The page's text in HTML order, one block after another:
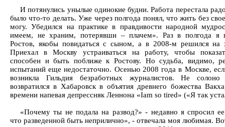
И потянулись унылые одинокие будни. Работа перестала
было что-то делать. Уже через полгода понял, что жить без
могу. Убедился на практике в правдивости народной
имеем, не храним, потерявши – плачем». Раз в полгода я
Ростов, якобы повидаться с сыном, а в 2008-м решился на
Приехал в Москву устраиваться на работу, чтобы
способен и быть поближе к Ростову. Но судьба, видимо,
испытаний еще недостаточно. Осенью 2008 года в Москве,
возникла Гильдия безработных журналистов. Не солоно
возвратился в Хабаровск в объятия древнего божества
времени напевая депрессняк Леннона «Iam so tired» («Я так
«Почему ты не подала на развод?» - недавно я спросил
что разведенной быть неприлично», - отвечала моя любимая.